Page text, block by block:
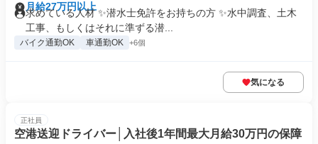
月給27万円以上
求めている人材 ✨潜水士免許をお持ちの方 ✨水中調査、土木
工事、もしくはそれに準ずる潜...
バイク通勤OK 車通勤OK +6個
気になる
正社員
空港送迎ドライバー│入社後1年間最大月給30万円の保障